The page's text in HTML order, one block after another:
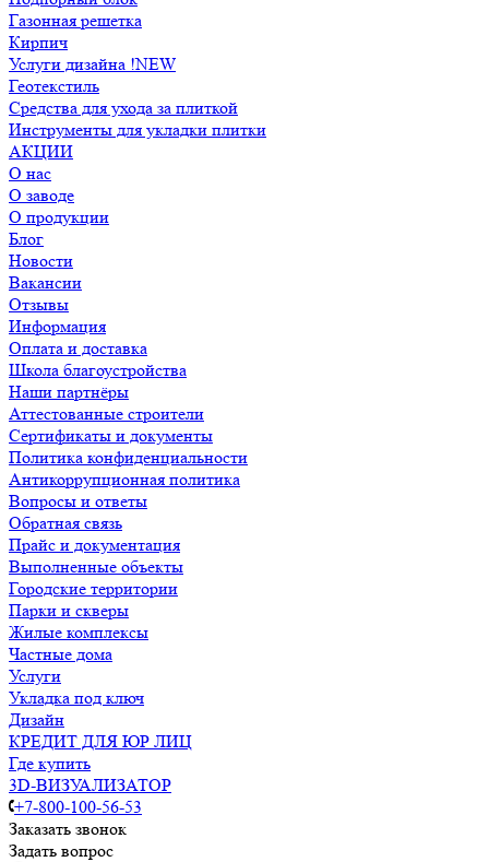
Газонная решетка
Кирпич
Услуги дизайна !NEW
Геотекстиль
Средства для ухода за плиткой
Инструменты для укладки плитки
АКЦИИ
О нас
О заводе
О продукции
Блог
Новости
Вакансии
Отзывы
Информация
Оплата и доставка
Школа благоустройства
Наши партнёры
Аттестованные строители
Сертификаты и документы
Политика конфиденциальности
Антикоррупционная политика
Вопросы и ответы
Обратная связь
Прайс и документация
Выполненные объекты
Городские территории
Парки и скверы
Жилые комплексы
Частные дома
Услуги
Укладка под ключ
Дизайн
КРЕДИТ ДЛЯ ЮР ЛИЦ
Где купить
3D-ВИЗУАЛИЗАТОР
+7-800-100-56-53
Заказать звонок
Задать вопрос